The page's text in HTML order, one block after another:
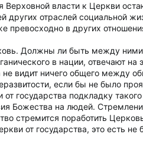
власти к Церкви
отраслей социальной
превосходно в других
Должны ли быть между
в нации, отвечают на
видит ничего общего между
если бы не было
государства подкладку
Божества на людей.
стремится поработить
от государства, это есть не